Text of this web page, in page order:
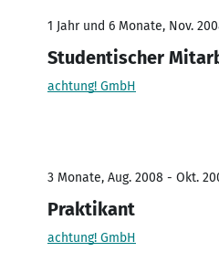
1 Jahr und 6 Monate, Nov.
Studentischer
achtung! GmbH
3 Monate, Aug. 2008 - Okt.
Praktikant
achtung! GmbH